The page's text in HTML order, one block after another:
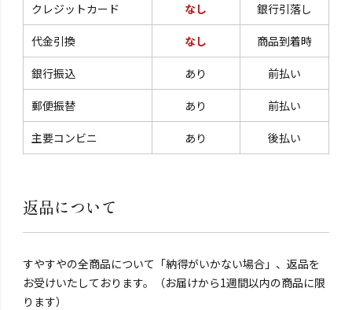
クレジットカード なし 銀行引落し
代金引換 なし 商品到着時
銀行振込 あり 前払い
郵便振替 あり 前払い
主要コンビニ あり 後払い
返品について
すやすやの全商品について「納得がいかない場合」、返品を
お受けいたしております。（お届けから1週間以内の商品に限
ります）